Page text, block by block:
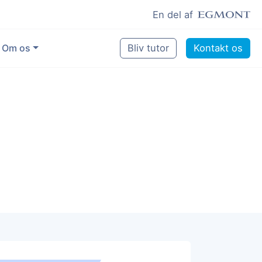
En del af
Om os Bliv tutor Kontakt os